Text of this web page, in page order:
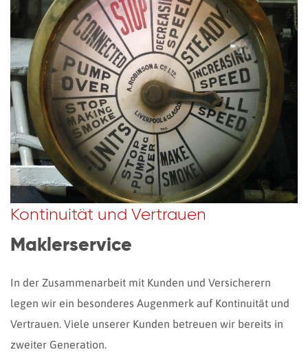
Kontinuität und Vertrauen
Maklerservice
In der Zusammenarbeit mit Kunden und Versicherern
legen wir ein besonderes Augenmerk auf Kontinuität und
Vertrauen. Viele unserer Kunden betreuen wir bereits in
zweiter Generation.